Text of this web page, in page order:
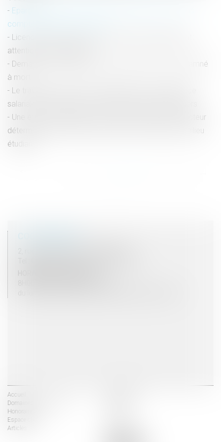
Epargne retraite et communauté conjugale : les bons
comptes font les bons amis !
Licenciement économique et offre de reclassement :
attention au formalisme !
Demande de rétablissement de l’honneur d’un condamné
à mort
Le travail dissimulé et profit illégal tiré de la différence
salariale et de la durée de travail des salariés étrangers
Une étude scientifique montre que l'alcool est un facteur
déterminant des violences sexistes et sexuelles en milieu
étudiant
Accueil
Domaines d'intervention
Honoraires
Espace client
Articles